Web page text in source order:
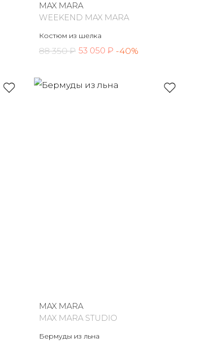
MAX MARA
WEEKEND MAX MARA
Костюм из шелка
88 350 ₽ 53 050 ₽ -40%
MAX MARA
MAX MARA STUDIO
Бермуды из льна